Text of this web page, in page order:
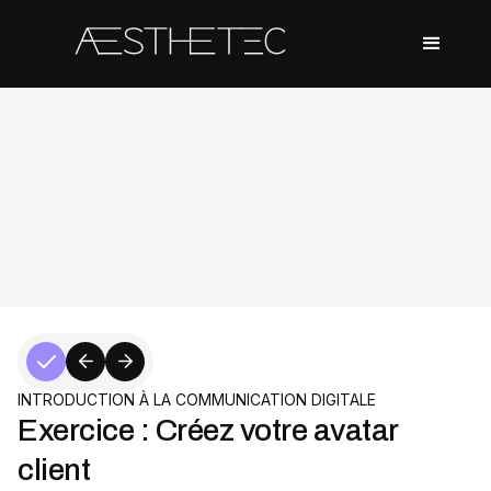
Sommaire
INTRODUCTION À LA COMMUNICATION DIGITALE
Exercice : Créez votre avatar
client